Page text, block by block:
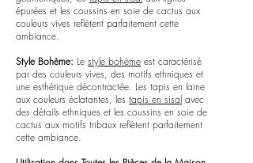
épurées et les coussins en soie de cactus aux
couleurs vives reflètent parfaitement cette
ambiance.
Style Bohème: Le style bohème est caractérisé
par des couleurs vives, des motifs ethniques et
une esthétique décontractée. Les tapis en laine
aux couleurs éclatantes, les tapis en sisal avec
des détails ethniques et les coussins en soie de
cactus aux motifs tribaux reflètent parfaitement
cette ambiance.